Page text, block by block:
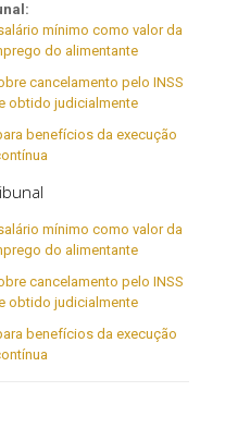
mínimo como valor da
do alimentante
cancelamento pelo INSS
obtido judicialmente
benefícios da execução
mínimo como valor da
do alimentante
cancelamento pelo INSS
obtido judicialmente
benefícios da execução